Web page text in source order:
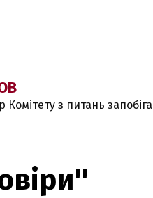
з питань